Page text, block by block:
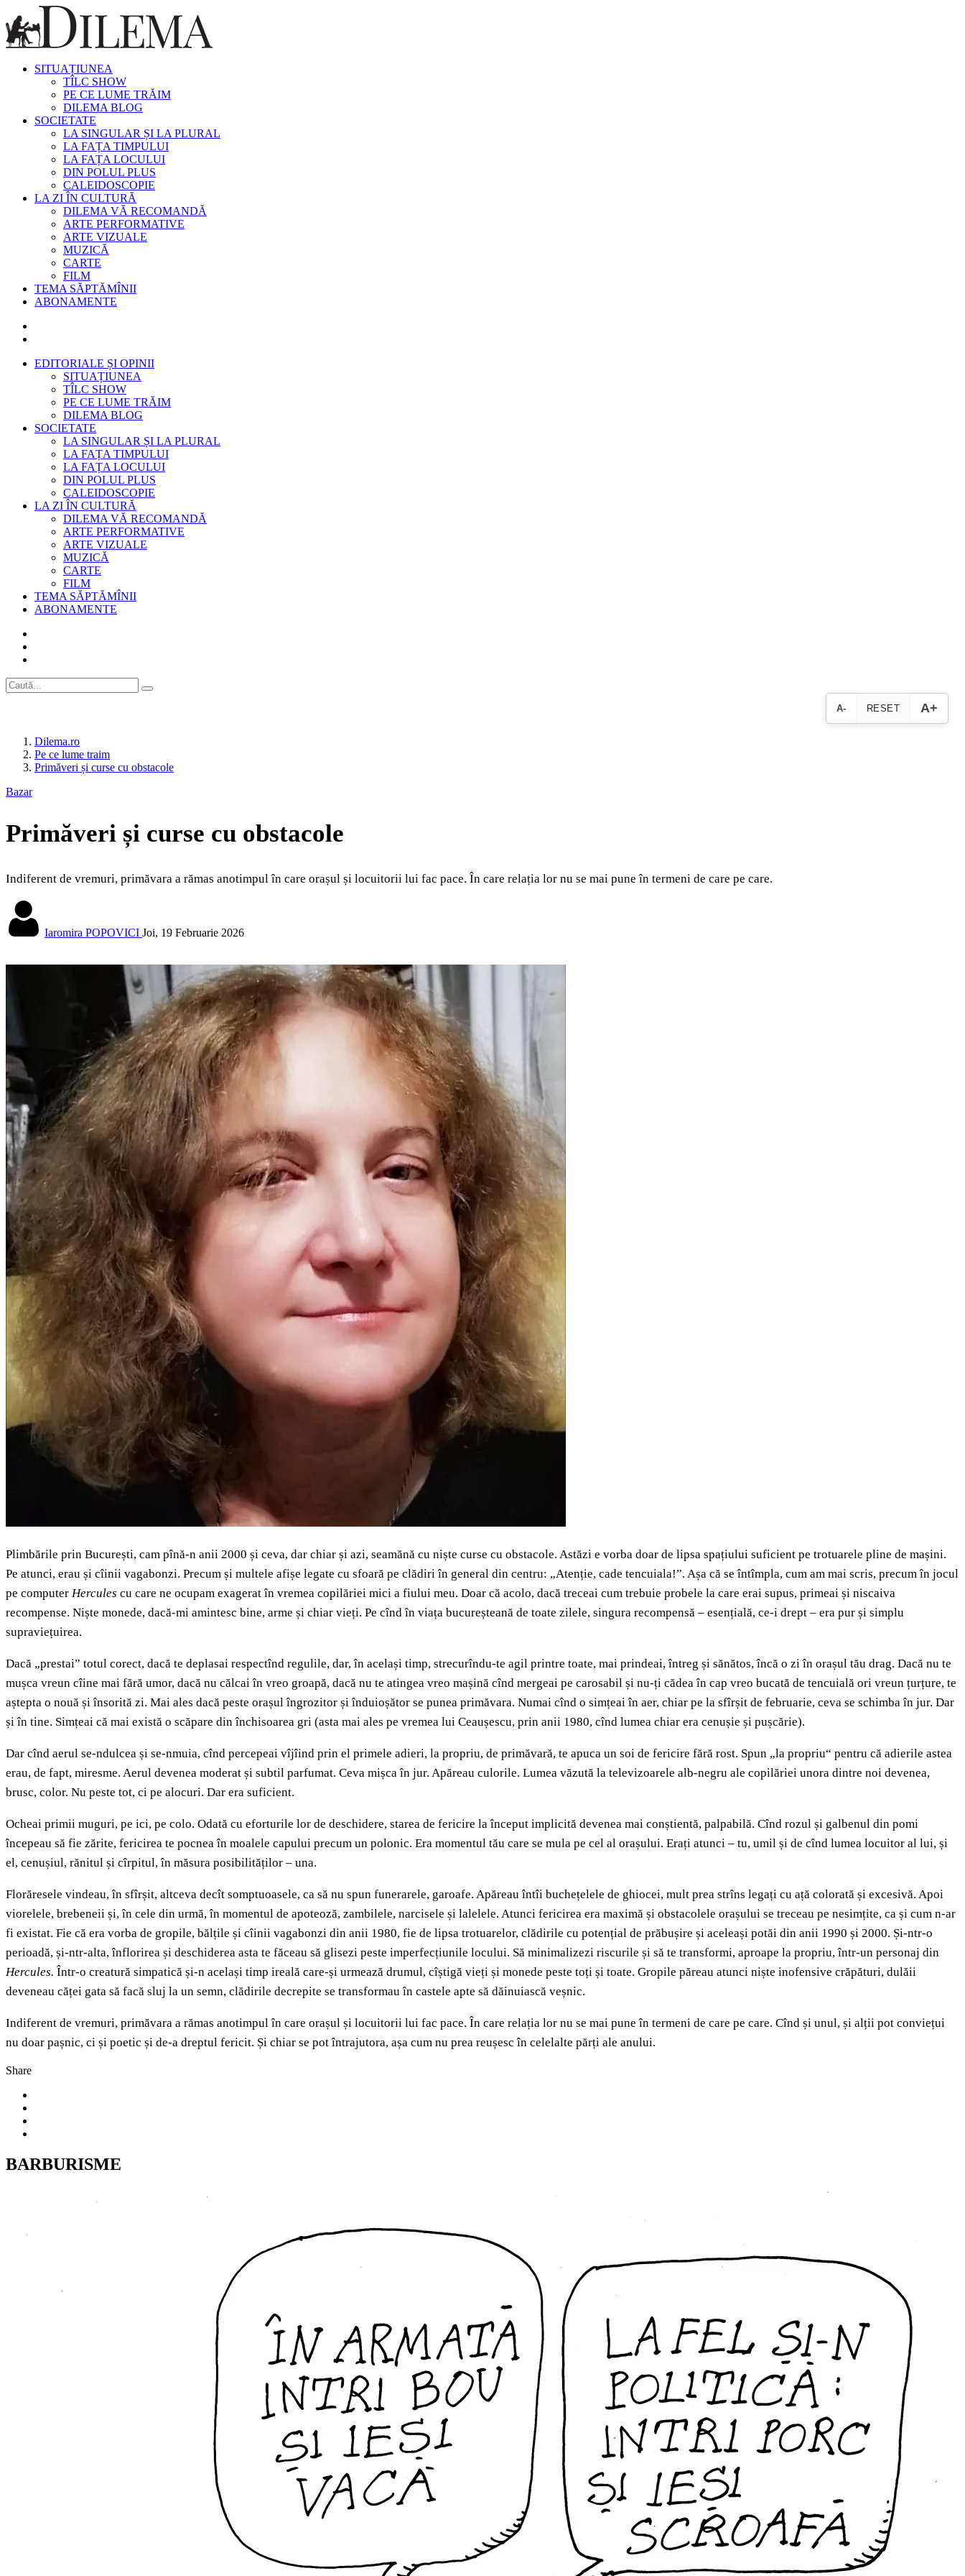
SITUAȚIUNEA
TÎLC SHOW
PE CE LUME TRĂIM
DILEMA BLOG
SOCIETATE
LA SINGULAR ȘI LA PLURAL
LA FAȚA TIMPULUI
LA FAȚA LOCULUI
DIN POLUL PLUS
CALEIDOSCOPIE
LA ZI ÎN CULTURĂ
DILEMA VĂ RECOMANDĂ
ARTE PERFORMATIVE
ARTE VIZUALE
MUZICĂ
CARTE
FILM
TEMA SĂPTĂMÎNII
ABONAMENTE
EDITORIALE ȘI OPINII
SITUAȚIUNEA
TÎLC SHOW
PE CE LUME TRĂIM
DILEMA BLOG
SOCIETATE
LA SINGULAR ȘI LA PLURAL
LA FAȚA TIMPULUI
LA FAȚA LOCULUI
DIN POLUL PLUS
CALEIDOSCOPIE
LA ZI ÎN CULTURĂ
DILEMA VĂ RECOMANDĂ
ARTE PERFORMATIVE
ARTE VIZUALE
MUZICĂ
CARTE
FILM
TEMA SĂPTĂMÎNII
ABONAMENTE
A- RESET A+
Dilema.ro
Pe ce lume traim
Primăveri și curse cu obstacole
Bazar
Primăveri și curse cu obstacole
Indiferent de vremuri, primăvara a rămas anotimpul în care orașul și locuitorii lui fac pace. În care relația lor nu se mai pune în termeni de care pe care.
Iaromira POPOVICI Joi, 19 Februarie 2026
Plimbările prin București, cam pînă-n anii 2000 și ceva, dar chiar și azi, seamănă cu niște curse cu obstacole. Astăzi e vorba doar de lipsa spațiului suficient pe trotuarele pline de mașini.
Pe atunci, erau și cîinii vagabonzi. Precum și multele afișe legate cu sfoară pe clădiri în general din centru: „Atenție, cade tencuiala!”. Așa că se întîmpla, cum am mai scris, precum în jocul
pe computer Hercules cu care ne ocupam exagerat în vremea copilăriei mici a fiului meu. Doar că acolo, dacă treceai cum trebuie probele la care erai supus, primeai și niscaiva
recompense. Niște monede, dacă-mi amintesc bine, arme și chiar vieți. Pe cînd în viața bucureșteană de toate zilele, singura recompensă – esențială, ce-i drept – era pur și simplu
supraviețuirea.
Dacă „prestai” totul corect, dacă te deplasai respectînd regulile, dar, în același timp, strecurîndu-te agil printre toate, mai prindeai, întreg și sănătos, încă o zi în orașul tău drag. Dacă nu te
mușca vreun cîine mai fără umor, dacă nu călcai în vreo groapă, dacă nu te atingea vreo mașină cînd mergeai pe carosabil și nu-ți cădea în cap vreo bucată de tencuială ori vreun țurțure, te
aștepta o nouă și însorită zi. Mai ales dacă peste orașul îngrozitor și înduioșător se punea primăvara. Numai cînd o simțeai în aer, chiar pe la sfîrșit de februarie, ceva se schimba în jur. Dar
și în tine. Simțeai că mai există o scăpare din închisoarea gri (asta mai ales pe vremea lui Ceaușescu, prin anii 1980, cînd lumea chiar era cenușie și pușcărie).
Dar cînd aerul se-ndulcea și se-nmuia, cînd percepeai vîjîind prin el primele adieri, la propriu, de primăvară, te apuca un soi de fericire fără rost. Spun „la propriu“ pentru că adierile astea
erau, de fapt, miresme. Aerul devenea moderat și subtil parfumat. Ceva mișca în jur. Apăreau culorile. Lumea văzută la televizoarele alb-negru ale copilăriei unora dintre noi devenea,
brusc, color. Nu peste tot, ci pe alocuri. Dar era suficient.
Ocheai primii muguri, pe ici, pe colo. Odată cu eforturile lor de deschidere, starea de fericire la început implicită devenea mai conștientă, palpabilă. Cînd rozul și galbenul din pomi
începeau să fie zărite, fericirea te pocnea în moalele capului precum un polonic. Era momentul tău care se mula pe cel al orașului. Erați atunci – tu, umil și de cînd lumea locuitor al lui, și
el, cenușiul, rănitul și cîrpitul, în măsura posibilităților – una.
Florăresele vindeau, în sfîrșit, altceva decît somptuoasele, ca să nu spun funerarele, garoafe. Apăreau întîi buchețelele de ghiocei, mult prea strîns legați cu ață colorată și excesivă. Apoi
viorelele, brebeneii și, în cele din urmă, în momentul de apoteoză, zambilele, narcisele și lalelele. Atunci fericirea era maximă și obstacolele orașului se treceau pe nesimțite, ca și cum n-ar
fi existat. Fie că era vorba de gropile, bălțile și cîinii vagabonzi din anii 1980, fie de lipsa trotuarelor, clădirile cu potențial de prăbușire și aceleași potăi din anii 1990 și 2000. Și-ntr-o
perioadă, și-ntr-alta, înflorirea și deschiderea asta te făceau să glisezi peste imperfecțiunile locului. Să minimalizezi riscurile și să te transformi, aproape la propriu, într-un personaj din
Hercules. Într-o creatură simpatică și-n același timp ireală care-și urmează drumul, cîștigă vieți și monede peste toți și toate. Gropile păreau atunci niște inofensive crăpături, dulăii
deveneau căței gata să facă sluj la un semn, clădirile decrepite se transformau în castele apte să dăinuiască veșnic.
Indiferent de vremuri, primăvara a rămas anotimpul în care orașul și locuitorii lui fac pace. În care relația lor nu se mai pune în termeni de care pe care. Cînd și unul, și alții pot conviețui
nu doar pașnic, ci și poetic și de-a dreptul fericit. Și chiar se pot întrajutora, așa cum nu prea reușesc în celelalte părți ale anului.
Share
BARBURISME